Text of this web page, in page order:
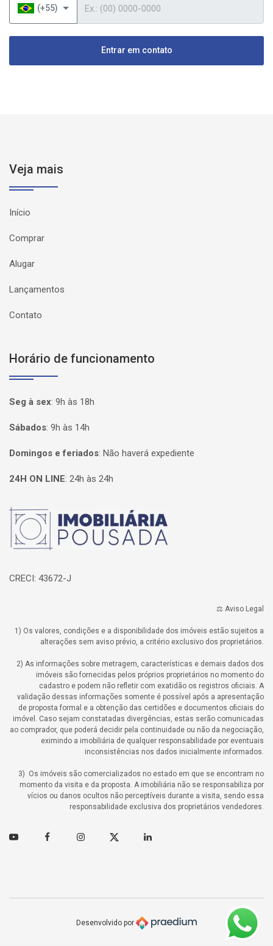
(+55)
Entrar em contato
Veja mais
Início
Comprar
Alugar
Lançamentos
Contato
Horário de funcionamento
Seg à sex: 9h às 18h
Sábados: 9h às 14h
Domingos e feriados: Não haverá expediente
24H ON LINE: 24h às 24h
Página inicial
CRECI: 43672-J
⚖️ Aviso Legal
1) Os valores, condições e a disponibilidade dos imóveis estão sujeitos a
alterações sem aviso prévio, a critério exclusivo dos proprietários.
2) As informações sobre metragem, características e demais dados dos
imóveis são fornecidas pelos próprios proprietários no momento do
cadastro e podem não refletir com exatidão os registros oficiais. A
validação dessas informações somente é possível após a apresentação
de proposta formal e a obtenção das certidões e documentos oficiais do
imóvel. Caso sejam constatadas divergências, estas serão comunicadas
ao comprador, que poderá decidir pela continuidade ou não da negociação,
eximindo a imobiliária de qualquer responsabilidade por eventuais
inconsistências nos dados inicialmente informados.
3) Os imóveis são comercializados no estado em que se encontram no
momento da visita e da proposta. A imobiliária não se responsabiliza por
vícios ou danos ocultos não perceptíveis durante a visita, sendo essa
responsabilidade exclusiva dos proprietários vendedores.
Youtube FacebookInstagramTwitter Linkedin
Desenvolvido por